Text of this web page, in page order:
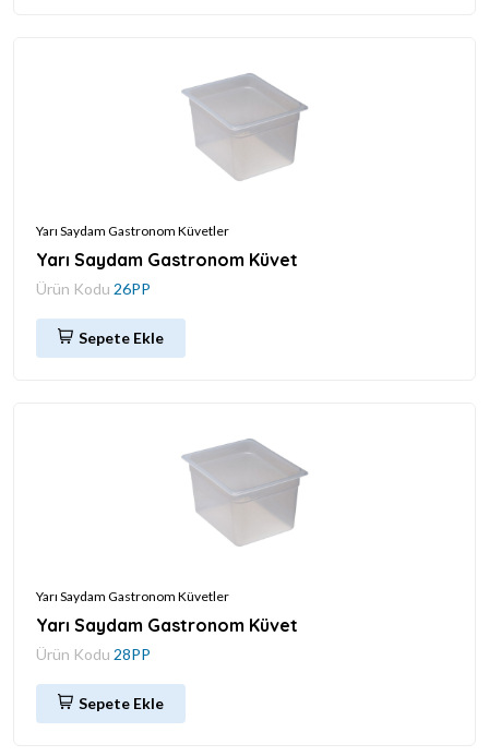
Yarı Saydam Gastronom Küvetler
Yarı Saydam Gastronom Küvet
Ürün Kodu 26PP
Sepete Ekle
Yarı Saydam Gastronom Küvetler
Yarı Saydam Gastronom Küvet
Ürün Kodu 28PP
Sepete Ekle